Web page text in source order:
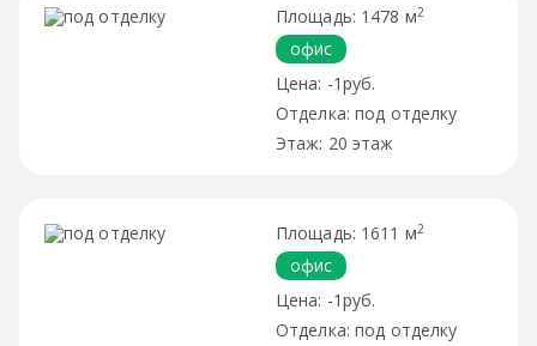
1478 м2
офис
-1руб.
под отделку
20 этаж
1611 м2
офис
-1руб.
под отделку